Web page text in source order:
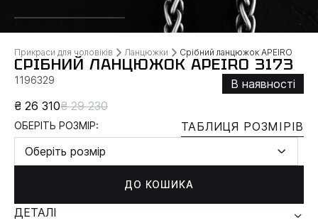
Прикраси для чоловіків Ланцюжки Срібний ланцюжок APEIRO
СРІБНИЙ ЛАНЦЮЖОК APEIRO 3173
1196329
В наявності
₴ 26 310₴ 29 230
ОБЕРІТЬ РОЗМІР:
ТАБЛИЦЯ РОЗМІРІВ
Оберіть розмір
ДО КОШИКА
ДЕТАЛІ